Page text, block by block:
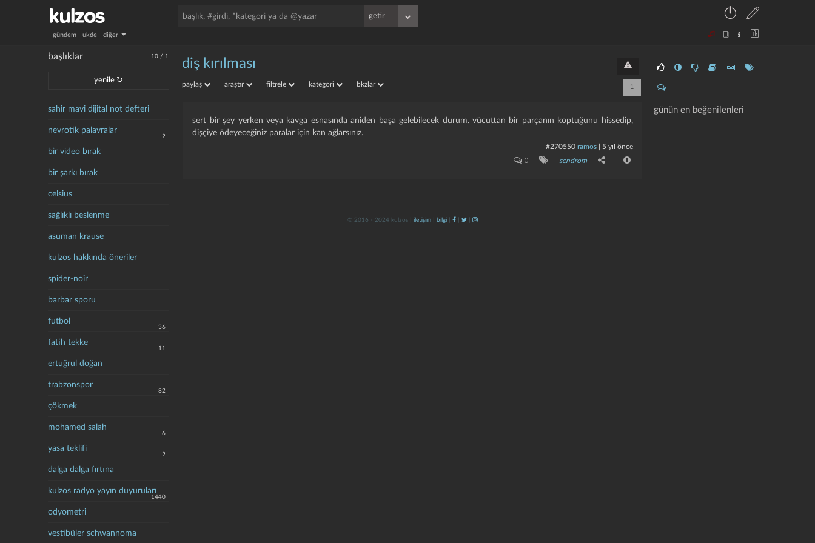
gündem ukde diğer
10 / 1
başlıklar
yenile ↻
sahir mavi dijital not defteri
nevrotik palavralar
2
bir video bırak
bir şarkı bırak
celsius
sağlıklı beslenme
asuman krause
kulzos hakkında öneriler
spider-noir
barbar sporu
futbol
36
fatih tekke
11
ertuğrul doğan
trabzonspor
82
çökmek
mohamed salah
6
yasa teklifi
2
dalga dalga fırtına
kulzos radyo yayın duyuruları
1440
odyometri
vestibüler schwannoma
günün en beğenilenleri
diş kırılması
paylaş araştır filtrele kategori bkzlar 1
sert bir şey yerken veya kavga esnasında aniden başa gelebilecek durum. vücuttan bir parçanın koptuğunu hissedip,
dişçiye ödeyeceğiniz paralar için kan ağlarsınız.
#270550 ramos| 5 yıl önce
0 sendrom
© 2016 - 2024 kulzos | iletişim bilgi